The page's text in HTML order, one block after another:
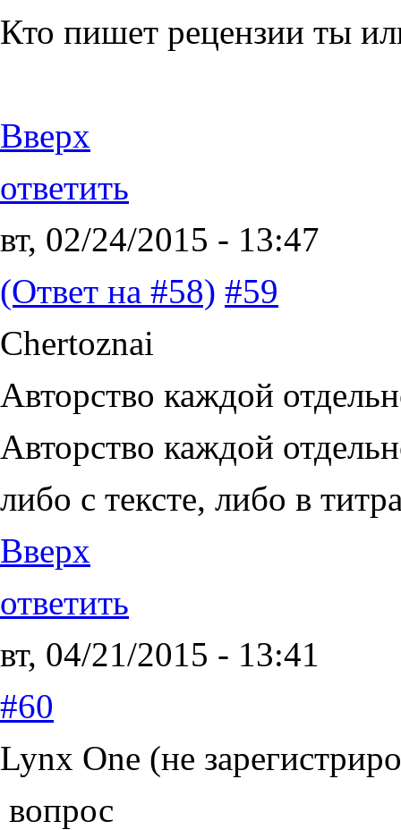
Кто пишет рецензии ты
Вверх
ответить
вт, 02/24/2015 - 13:47
(Ответ на #58) #59
Chertoznai
Авторство каждой
Авторство каждой
либо с тексте, либо в
Вверх
ответить
вт, 04/21/2015 - 13:41
#60
Lynx One (не
вопрос